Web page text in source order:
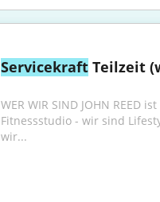
Servicekraft Teilzeit
WER WIR SIND JOHN REED
Fitnessstudio - wir sind
wir...